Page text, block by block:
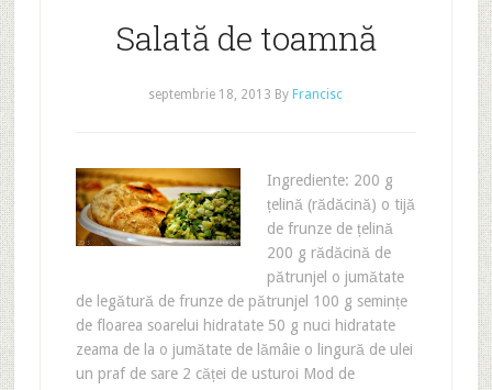
Salată de toamnă
septembrie 18, 2013 By Francisc
Ingrediente: 200 g
țelină (rădăcină) o tijă
de frunze de țelină
200 g rădăcină de
pătrunjel o jumătate
de legătură de frunze de pătrunjel 100 g semințe
de floarea soarelui hidratate 50 g nuci hidratate
zeama de la o jumătate de lămâie o lingură de ulei
un praf de sare 2 căței de usturoi Mod de